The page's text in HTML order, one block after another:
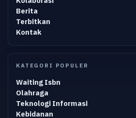
Berita
Terbitkan
Kontak
KATEGORI POPULER
Waiting Isbn
Olahraga
Teknologi Informasi
Kebidanan